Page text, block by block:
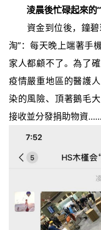
淩晨後忙碌起來的
資金到位後，鐘碧
淘”：每天晚上端著手
家人都顧不了。為了
疫情嚴重地區的醫護
染的風險、頂著鵝毛
接收並分發捐助物資……